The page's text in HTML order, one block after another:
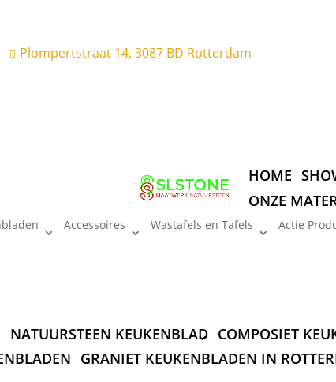
 Plompertstraat 14, 3087 BD Rotterdam
HOME
ONZE
Accessoires Wastafels en Tafels Actie
NATUURSTEEN KEUKENBLAD COMPOSIET
GRANIET KEUKENBLADEN IN